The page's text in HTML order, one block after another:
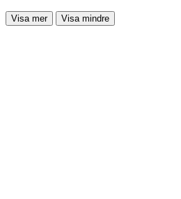
Visa mer Visa mindre